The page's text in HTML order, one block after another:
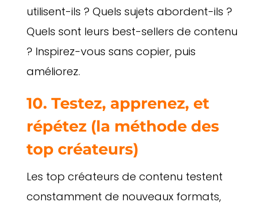
utilisent-ils ? Quels sujets abordent-ils ?
Quels sont leurs best-sellers de contenu
? Inspirez-vous sans copier, puis
améliorez.
10. Testez, apprenez, et
répétez (la méthode des
top créateurs)
Les top créateurs de contenu testent
constamment de nouveaux formats,